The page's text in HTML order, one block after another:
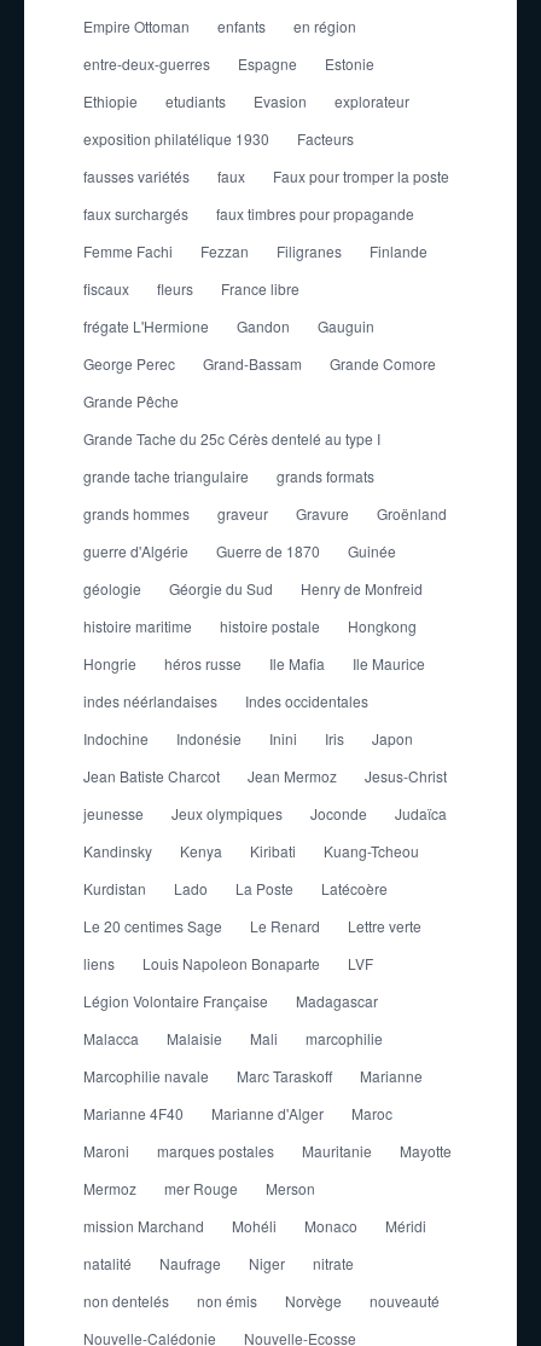
Empire Ottoman
enfants
en région
entre-deux-guerres
Espagne
Estonie
Ethiopie
etudiants Evasion
explorateur
exposition philatélique 1930
Facteurs
fausses variétés
faux
Faux pour tromper la poste
faux surchargés
faux timbres pour propagande
Femme Fachi
Fezzan Filigranes
Finlande
fiscaux
fleurs
France libre
frégate L'Hermione
Gandon
Gauguin
George Perec
Grand-Bassam
Grande Comore
Grande Pêche
Grande Tache du 25c Cérès dentelé au type I
grande tache triangulaire
grands formats
grands hommes
graveur Gravure
Groënland
guerre d'Algérie
Guerre de 1870
Guinée
géologie
Géorgie du Sud
Henry de Monfreid
histoire maritime
histoire postale
Hongkong
Hongrie
héros russe Ile Mafia
Ile Maurice
indes néérlandaises
Indes occidentales
Indochine
Indonésie Inini Iris
Japon
Jean Batiste Charcot
Jean Mermoz
Jesus-Christ
jeunesse
Jeux olympiques Joconde
Judaïca
Kandinsky
Kenya Kiribati
Kuang-Tcheou
Kurdistan
Lado La Poste
Latécoère
Le 20 centimes Sage
Le Renard
Lettre verte
liens
Louis Napoleon Bonaparte
LVF
Légion Volontaire Française
Madagascar
Malacca
Malaisie Mali
marcophilie
Marcophilie navale
Marc Taraskoff
Marianne
Marianne 4F40
Marianne d'Alger
Maroc
Maroni
marques postales Mauritanie
Mayotte
Mermoz
mer Rouge
Merson
mission Marchand
Mohéli Monaco
Méridi
natalité
Naufrage Niger
nitrate
non dentelés
non émis Norvège
nouveauté
Nouvelle-Calédonie
Nouvelle-Ecosse